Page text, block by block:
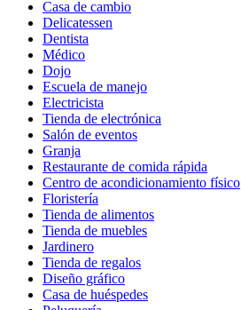
Casa de cambio
Delicatessen
Dentista
Médico
Dojo
Escuela de manejo
Electricista
Tienda de electrónica
Salón de eventos
Granja
Restaurante de comida rápida
Centro de acondicionamiento físico
Floristería
Tienda de alimentos
Tienda de muebles
Jardinero
Tienda de regalos
Diseño gráfico
Casa de huéspedes